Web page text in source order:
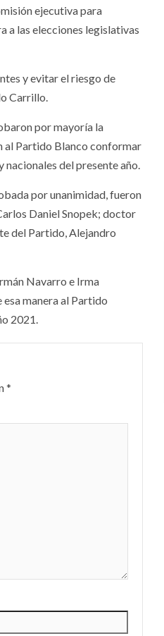
ejecutiva para
a las elecciones legislativas
y evitar el riesgo de
Carrillo.
por mayoría la
al Partido Blanco conformar
del presente año.
por unanimidad, fueron
Daniel Snopek; doctor
del Partido, Alejandro
Navarro e Irma
manera al Partido
2021.
*